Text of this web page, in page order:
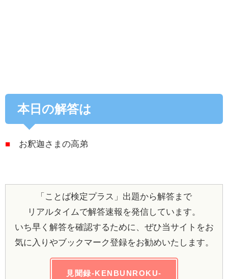
本日の解答は
■ お釈迦さまの高弟
「ことば検定プラス」出題から解答まで
リアルタイムで解答速報を発信しています。
いち早く解答を確認するために、ぜひ当サイトをお
気に入りやブックマーク登録をお勧めいたします。
見聞録-KENBUNROKU-